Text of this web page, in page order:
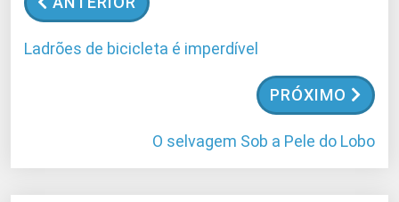
Ladrões de bicicleta é imperdível
PRÓXIMO
O selvagem Sob a Pele do Lobo